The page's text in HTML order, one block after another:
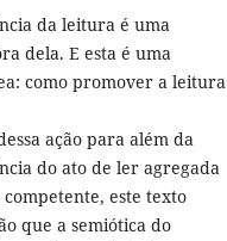
da leitura é uma
dela. E esta é uma
como promover a leitura
ação para além da
do ato de ler agregada
este texto
que a semiótica do